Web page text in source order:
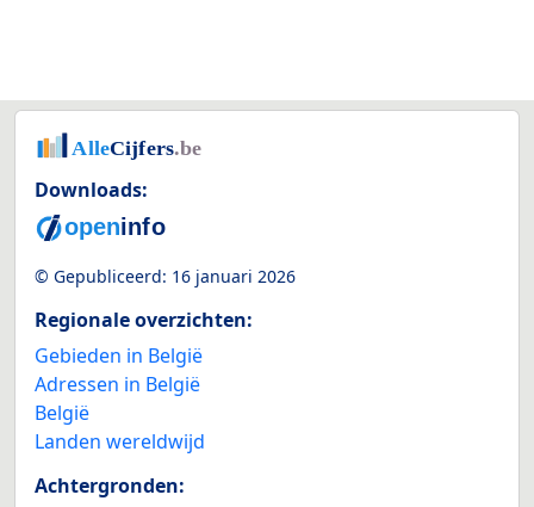
Downloads:
© Gepubliceerd: 16 januari 2026
Regionale overzichten:
Gebieden in België
Adressen in België
België
Landen wereldwijd
Achtergronden: